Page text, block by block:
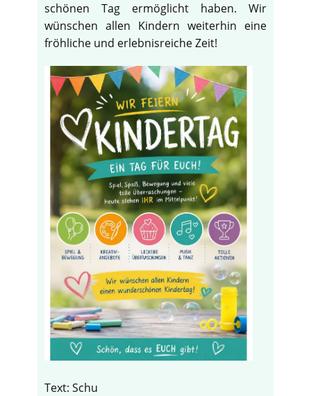
schönen Tag ermöglicht haben. Wir
wünschen allen Kindern weiterhin eine
fröhliche und erlebnisreiche Zeit!
Text: Schu